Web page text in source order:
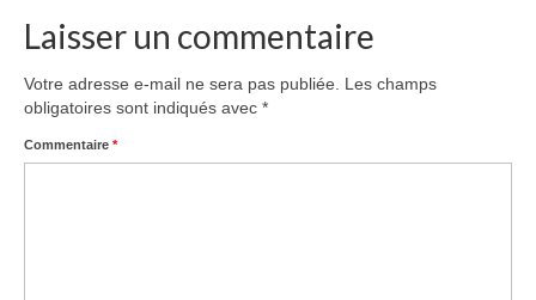
Laisser un commentaire
Votre adresse e-mail ne sera pas publiée.
Les champs
obligatoires sont indiqués avec *
Commentaire *